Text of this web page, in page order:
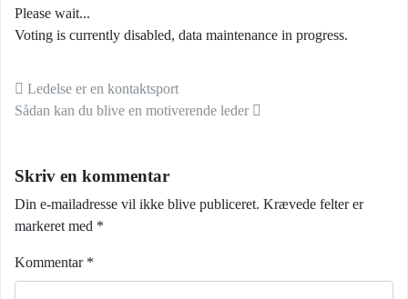
Please wait...
Voting is currently disabled, data maintenance in progress.
Indlæg navigation
Ledelse er en kontaktsport
Sådan kan du blive en motiverende leder
Skriv en kommentar
Din e-mailadresse vil ikke blive publiceret. Krævede felter er
markeret med *
Kommentar *